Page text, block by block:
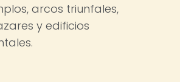
arcos triunfales,
y edificios